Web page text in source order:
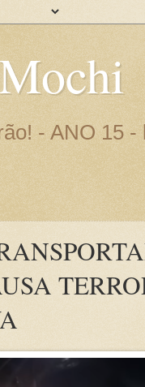
- ANO 15